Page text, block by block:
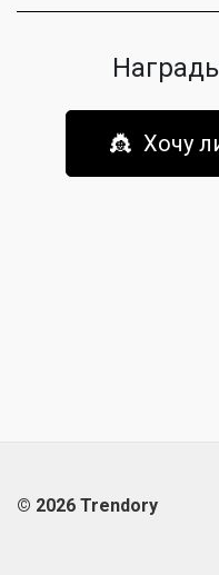
👸 Хочу
© 2026 Trendory